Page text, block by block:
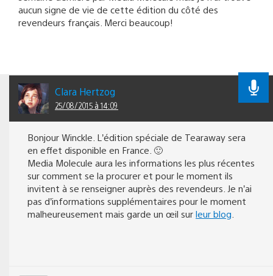
aucun signe de vie de cette édition du côté des
revendeurs français. Merci beaucoup!
Clara Hertzog
25/08/2015 à 14:09
Bonjour Winckle. L’édition spéciale de Tearaway sera
en effet disponible en France. 🙂
Media Molecule aura les informations les plus récentes
sur comment se la procurer et pour le moment ils
invitent à se renseigner auprès des revendeurs. Je n’ai
pas d’informations supplémentaires pour le moment
malheureusement mais garde un œil sur leur blog